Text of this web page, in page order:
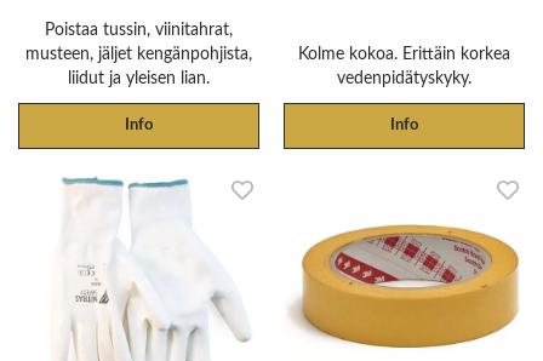
Poistaa tussin, viinitahrat,
musteen, jäljet kengänpohjista,
liidut ja yleisen lian.
Info
Kolme kokoa. Erittäin korkea
vedenpidätyskyky.
Info